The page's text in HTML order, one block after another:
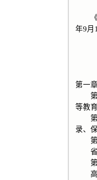
《高
年9月
第
第一
等教
第二
录、
第三
省级
第四
高等